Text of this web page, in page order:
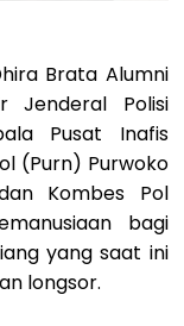
Brata Alumni
Jenderal Polisi
Pusat Inafis
(Purn) Purwoko
Kombes Pol
bagi
yang saat ini
longsor.